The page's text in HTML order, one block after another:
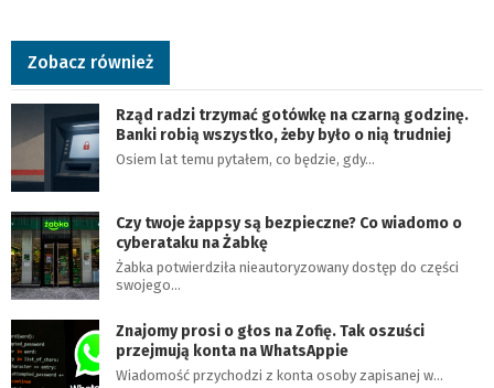
Zobacz również
Rząd radzi trzymać gotówkę na czarną godzinę.
Banki robią wszystko, żeby było o nią trudniej
Osiem lat temu pytałem, co będzie, gdy…
Czy twoje żappsy są bezpieczne? Co wiadomo o
cyberataku na Żabkę
Żabka potwierdziła nieautoryzowany dostęp do części
swojego…
Znajomy prosi o głos na Zofię. Tak oszuści
przejmują konta na WhatsAppie
Wiadomość przychodzi z konta osoby zapisanej w…